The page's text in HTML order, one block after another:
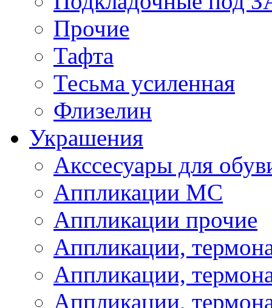
Прочие
Тафта
Тесьма усиленная
Флизелин
Украшения
Акссесуары для
Аппликации МС
Аппликации прочие
Аппликации,
Аппликации,
Аппликации,